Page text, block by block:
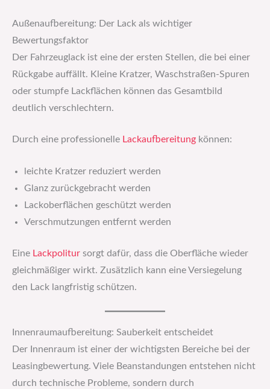
Außenaufbereitung: Der Lack als wichtiger
Bewertungsfaktor
Der Fahrzeuglack ist eine der ersten Stellen, die bei einer
Rückgabe auffällt. Kleine Kratzer, Waschstraßen-Spuren
oder stumpfe Lackflächen können das Gesamtbild
deutlich verschlechtern.
Durch eine professionelle Lackaufbereitung können:
leichte Kratzer reduziert werden
Glanz zurückgebracht werden
Lackoberflächen geschützt werden
Verschmutzungen entfernt werden
Eine Lackpolitur sorgt dafür, dass die Oberfläche wieder
gleichmäßiger wirkt. Zusätzlich kann eine Versiegelung
den Lack langfristig schützen.
Innenraumaufbereitung: Sauberkeit entscheidet
Der Innenraum ist einer der wichtigsten Bereiche bei der
Leasingbewertung. Viele Beanstandungen entstehen nicht
durch technische Probleme, sondern durch